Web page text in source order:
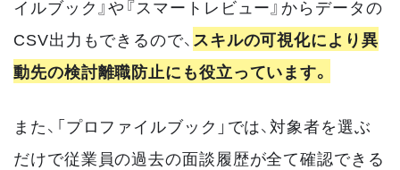
イルブック』や『スマートレビュー』からデータの
CSV出力もできるので、スキルの可視化により異
動先の検討離職防止にも役立っています。
また、「プロファイルブック」では、対象者を選ぶ
だけで従業員の過去の面談履歴が全て確認できる